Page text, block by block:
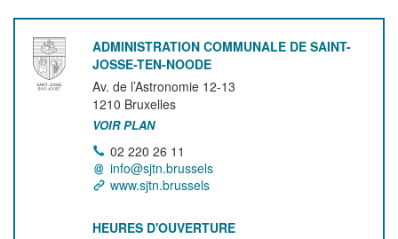
ADMINISTRATION COMMUNALE DE SAINT-
JOSSE-TEN-NOODE
Av. de l’Astronomie 12-13
1210 Bruxelles
VOIR PLAN
02 220 26 11
info@sjtn.brussels
www.sjtn.brussels
HEURES D'OUVERTURE